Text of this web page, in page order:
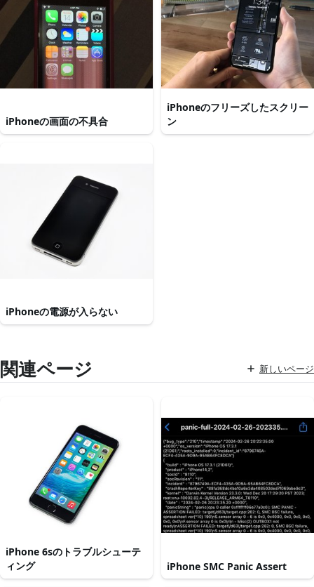
iPhoneの画面の不具合
iPhoneのフリーズしたスクリー
ン
iPhoneの電源が入らない
関連ページ 新しいページ
iPhone 6sのトラブルシューテ
ィング
iPhone SMC Panic Assert